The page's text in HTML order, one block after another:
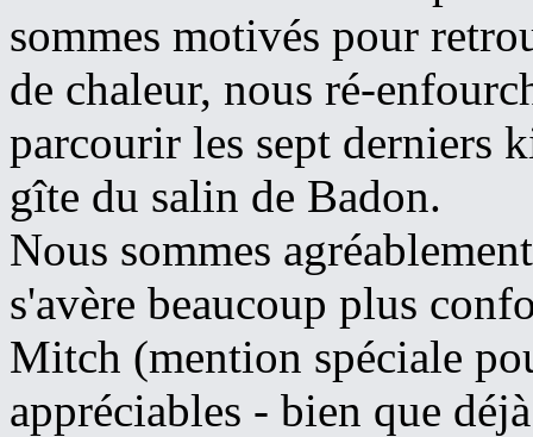
sommes motivés pour
de chaleur, nous ré-
parcourir les sept derniers
gîte du salin de Badon.
Nous sommes
s'avère beaucoup plus
Mitch (mention spéciale
appréciables - bien que